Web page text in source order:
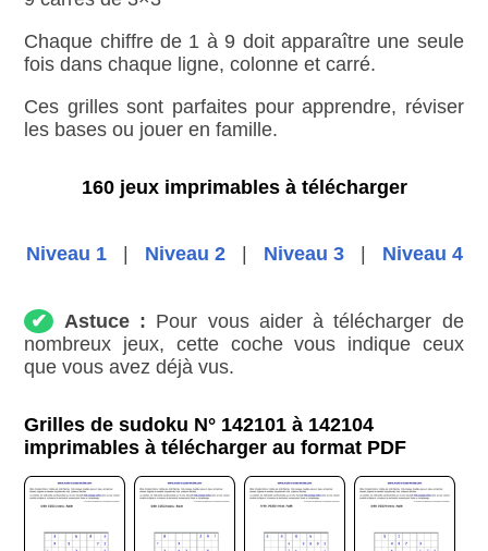
Chaque chiffre de 1 à 9 doit apparaître une seule
fois dans chaque ligne, colonne et carré.
Ces grilles sont parfaites pour apprendre, réviser
les bases ou jouer en famille.
160 jeux imprimables à télécharger
Niveau 1 Niveau 2 Niveau 3 Niveau 4
✔ Astuce : Pour vous aider à télécharger de
nombreux jeux, cette coche vous indique ceux
que vous avez déjà vus.
Grilles de sudoku N° 142101 à 142104
imprimables à télécharger au format PDF